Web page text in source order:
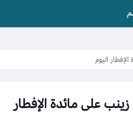
اليوم
على مائدة الإفطار